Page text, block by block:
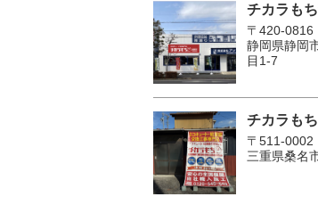
チカラも
〒420-0816
静岡県静岡
目1-7
チカラも
〒511-0002
三重県桑名